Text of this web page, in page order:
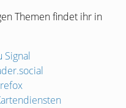
Themen findet ihr in
Signal